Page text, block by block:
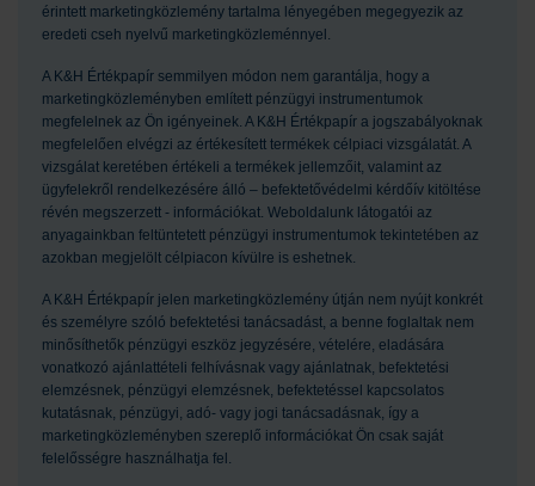
érintett marketingközlemény tartalma lényegében megegyezik az
eredeti cseh nyelvű marketingközleménnyel.
A K&H Értékpapír semmilyen módon nem garantálja, hogy a
marketingközleményben említett pénzügyi instrumentumok
megfelelnek az Ön igényeinek. A K&H Értékpapír a jogszabályoknak
megfelelően elvégzi az értékesített termékek célpiaci vizsgálatát. A
vizsgálat keretében értékeli a termékek jellemzőit, valamint az
ügyfelekről rendelkezésére álló – befektetővédelmi kérdőív kitöltése
révén megszerzett - információkat. Weboldalunk látogatói az
anyagainkban feltüntetett pénzügyi instrumentumok tekintetében az
azokban megjelölt célpiacon kívülre is eshetnek.
A K&H Értékpapír jelen marketingközlemény útján nem nyújt konkrét
és személyre szóló befektetési tanácsadást, a benne foglaltak nem
minősíthetők pénzügyi eszköz jegyzésére, vételére, eladására
vonatkozó ajánlattételi felhívásnak vagy ajánlatnak, befektetési
elemzésnek, pénzügyi elemzésnek, befektetéssel kapcsolatos
kutatásnak, pénzügyi, adó- vagy jogi tanácsadásnak, így a
marketingközleményben szereplő információkat Ön csak saját
felelősségre használhatja fel.